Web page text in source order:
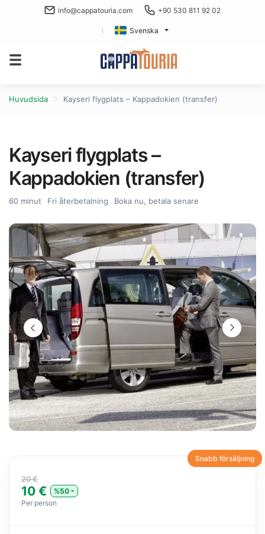
info@cappatouria.com +90 530 811 92 02
Svenska
Huvudsida Kayseri flygplats – Kappadokien (transfer)
Kayseri flygplats –
Kappadokien (transfer)
60 minut Fri återbetalning Boka nu, betala senare
Snabb försäljning
20 €
10 €
%50
Per person